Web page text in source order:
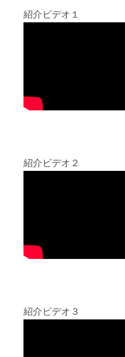
紹介ビデオ１
紹介ビデオ２
紹介ビデオ３